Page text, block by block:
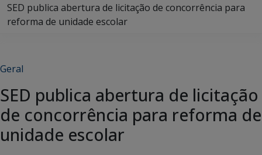
SED publica abertura de licitação de concorrência para
reforma de unidade escolar
Geral
SED publica abertura de licitação
de concorrência para reforma de
unidade escolar